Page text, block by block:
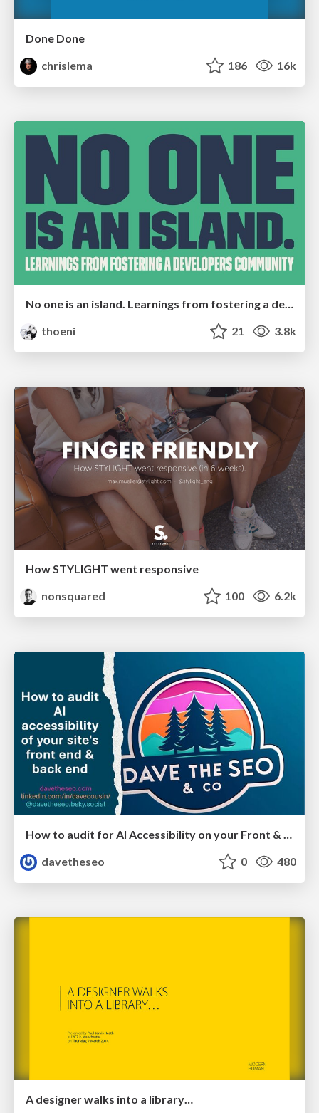
Done Done
chrislema
186 16k
No one is an island. Learnings from fostering a developers community.
thoeni
21 3.8k
How STYLIGHT went responsive
nonsquared
100 6.2k
davetheseo
0 480
A designer walks into a library…